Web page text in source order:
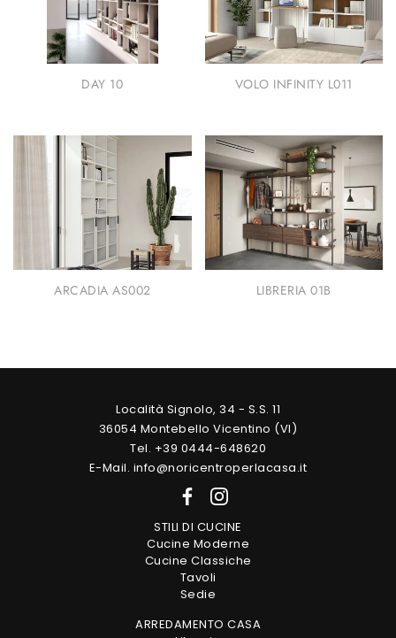
DAY 10 VOLO INFINITY L011
ARCADIA AS002 LIBRERIA 01B
Località Signolo, 34 - S.S. 11
36054 Montebello Vicentino (VI)
Tel. +39 0444-648620
E-Mail. info@noricentroperlacasa.it
STILI DI CUCINE
Cucine Moderne
Cucine Classiche
Tavoli
Sedie
ARREDAMENTO CASA